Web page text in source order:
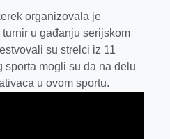
r
s
A
p
p
l
organizovala je
u gađanju serijskom
su strelci iz 11
sporta mogli su da na delu
u ovom sportu.